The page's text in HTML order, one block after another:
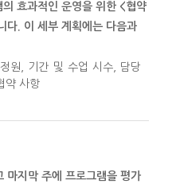
효과적인 운영을 위한 <협약
다. 이 세부 계획에는 다음과
원, 기간 및 수업 시수, 담당
약 사항
마지막 주에 프로그램을 평가